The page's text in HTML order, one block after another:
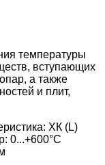
температуры
вступающих
а также
и плит,
ХК (L)
0...+600°С